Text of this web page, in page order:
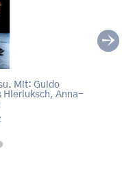
Mit: Guido
Hierluksch, Anna-